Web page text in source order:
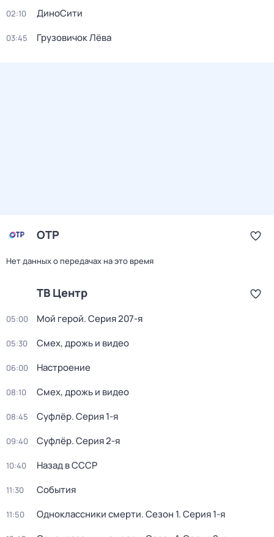
02:10 ДиноСити
03:45 Грузовичок Лёва
ОТР
Нет данных о передачах на это время
ТВ Центр
05:00 Мой герой. Серия 207-я
05:30 Смех, дрожь и видео
06:00 Настроение
08:10 Смех, дрожь и видео
08:45 Суфлёр. Серия 1-я
09:40 Суфлёр. Серия 2-я
10:40 Назад в СССР
11:30 События
11:50 Одноклассники смерти. Сезон 1. Серия 1-я